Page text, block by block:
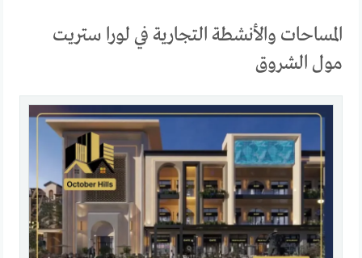
المساحات والأنشطة التجارية في لورا ستريت
مول الشروق